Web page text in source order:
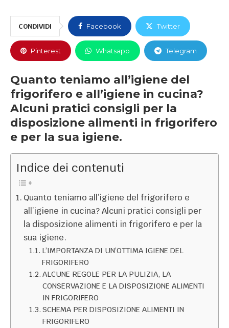
CONDIVIDI Facebook Twitter
Pinterest Whatsapp Telegram
Quanto teniamo all’igiene del
frigorifero e all’igiene in cucina?
Alcuni pratici consigli per la
disposizione alimenti in frigorifero
e per la sua igiene.
Indice dei contenuti
Quanto teniamo all’igiene del frigorifero e
all’igiene in cucina? Alcuni pratici consigli per
la disposizione alimenti in frigorifero e per la
sua igiene.
L’IMPORTANZA DI UN’OTTIMA IGIENE DEL
FRIGORIFERO
ALCUNE REGOLE PER LA PULIZIA, LA
CONSERVAZIONE E LA DISPOSIZIONE ALIMENTI
IN FRIGORIFERO
SCHEMA PER DISPOSIZIONE ALIMENTI IN
FRIGORIFERO